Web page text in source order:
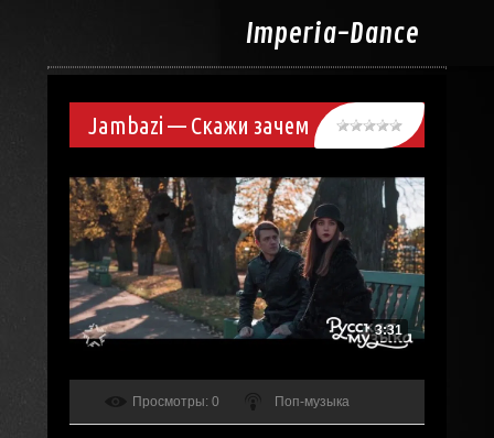
Imperia-Dance
Jambazi — Скажи зачем
3:31
Просмотры: 0 Поп-музыка